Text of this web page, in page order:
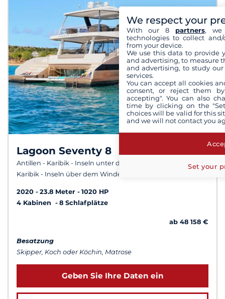
Lagoon Seventy 8
Antillen - Karibik - Inseln unter dem Winde -
Karibik - Inseln über dem Winde
2020 23.8 Meter
1020 HP
4 Kabinen
8 Schlafplätze
ab 48 158 €
Besatzung
Skipper, Koch oder Köchin, Matrose
Geben Sie Ihre Daten ein
We respect your
With our 8 partners, we
technologies to collect
from your device.
We use this data to provide
and advertising, to measure
and advertising, to study
services.
You can accept all cookies
consent, or reject them
accepting". You can also
time by clicking on the
choices will be valid for this
and we will not contact you
Set your